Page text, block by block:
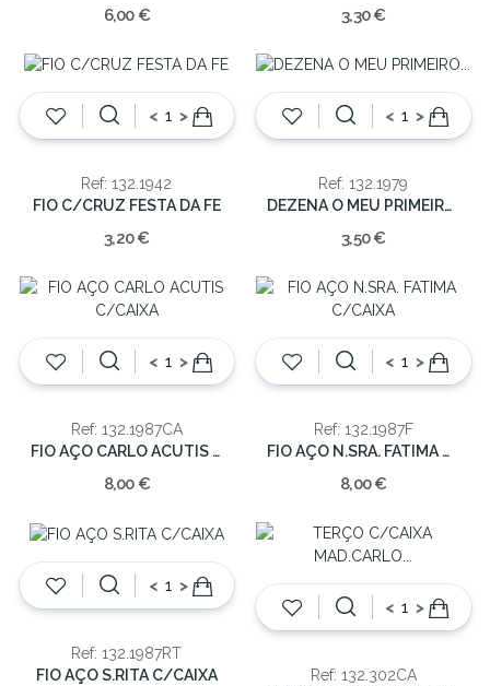
6,00 € 3,30 €
< >
Ref: 132.1942
FIO C/CRUZ FESTA DA FE
3,20 €
< >
Ref: 132.1979
DEZENA O MEU PRIMEIRO ROSARIO
3,50 €
< >
Ref: 132.1987CA
FIO AÇO CARLO ACUTIS C/CAIXA
8,00 €
< >
Ref: 132.1987F
FIO AÇO N.SRA. FATIMA C/CAIXA
8,00 €
< >
Ref: 132.1987RT
FIO AÇO S.RITA C/CAIXA
< >
Ref: 132.302CA